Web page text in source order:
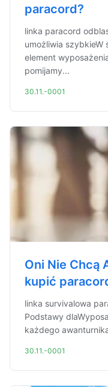
paracord?
linka paracord
umożliwia szybkieW
element
pomijamy...
30.11.-0001
Oni Nie Chcą
kupić
linka survivalowa
Podstawy
każdego
30.11.-0001